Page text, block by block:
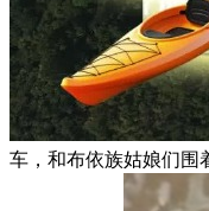
车，和布依族姑娘们围